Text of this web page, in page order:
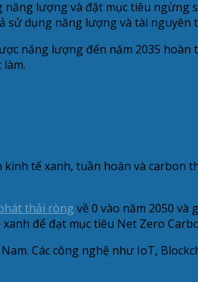
lượng và đặt mục tiêu ngừng
sử dụng năng lượng và tài
năng lượng đến năm 2035
tế xanh, tuần hoàn và carbon
thải ròng về 0 vào năm 2050 và
để đạt mục tiêu Net Zero
Các công nghệ như IoT,